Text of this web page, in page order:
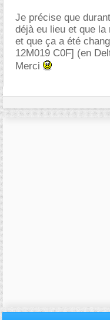
Je précise que
déjà eu lieu et que la
et que ça a été
12M019 C0F] (en
Merci